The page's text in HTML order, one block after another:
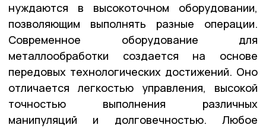
нуждаются в высокоточном оборудовании,
позволяющим выполнять разные операции.
Современное оборудование для
металлообработки создается на основе
передовых технологических достижений. Оно
отличается легкостью управления, высокой
точностью выполнения различных
манипуляций и долговечностью. Любое